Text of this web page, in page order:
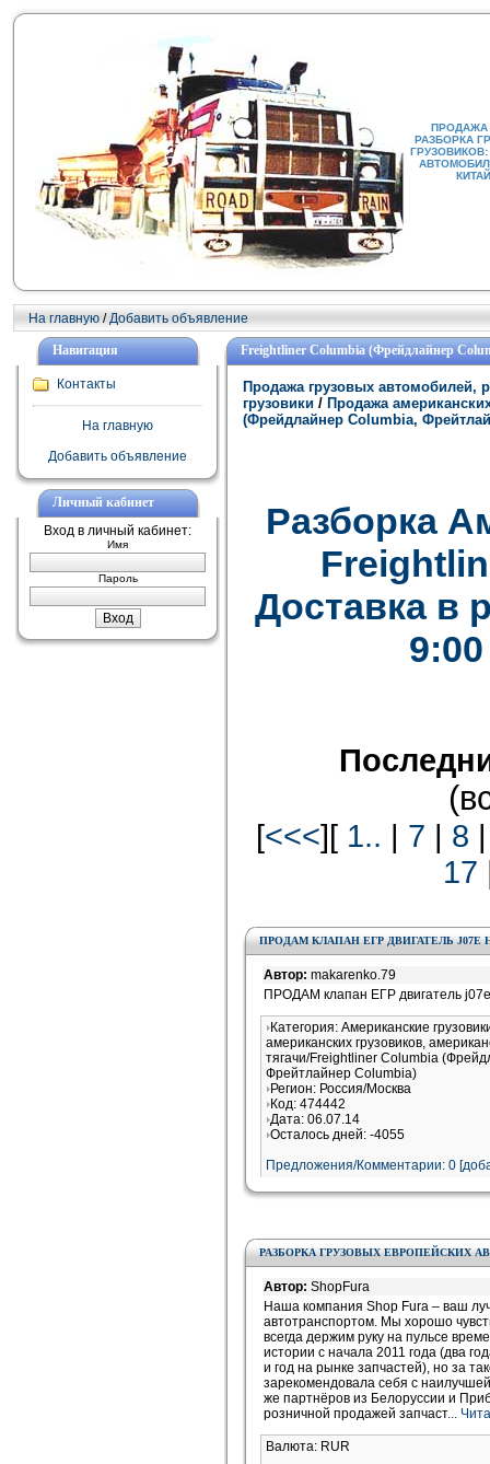
ПРОДАЖА
РАЗБОРКА
На главную /Добавить объявление
Навигация
Контакты
На главную
Добавить объявление
Личный кабинет
Вход в личный кабинет:
Имя
Пароль
Freightliner Columbia (Фрейдлайнер
Продажа грузовых автомобилей,
грузовики / Продажа
(Фрейдлайнер Columbia,
Разборка
Доставка в
[<<<][ 1.. | 7 | 8
17
ПРОДАМ КЛАПАН ЕГР ДВИГАТЕЛЬ J07E
Автор: makarenko.79
ПРОДАМ клапан ЕГР двигатель
Категория: Американские
американских грузовиков,
тягачи/Freightliner Columbia
Фрейтлайнер Columbia)
Регион: Россия/Москва
Код: 474442
Дата: 06.07.14
Осталось дней: -4055
Предложения/Комментарии: 0
РАЗБОРКА ГРУЗОВЫХ ЕВРОПЕЙСКИХ
Автор: ShopFura
Наша компания Shop Fura – ваш
автотранспортом. Мы хорошо
всегда держим руку на пульсе
истории с начала 2011 года (два
и год на рынке запчастей), но за
зарекомендовала себя с
же партнёров из Белоруссии и
розничной продажей запчаст...
Валюта: RUR